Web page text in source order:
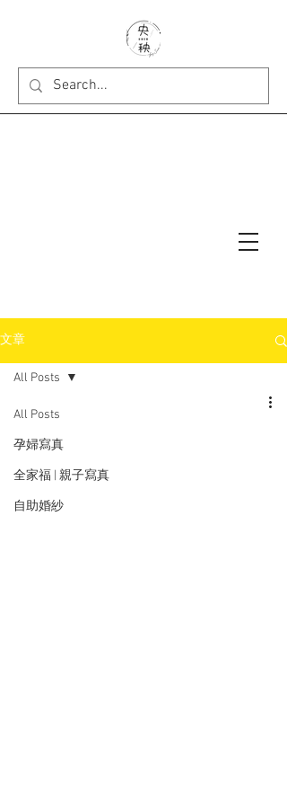
文章
All Posts
孕婦寫真
全家福 | 親子寫真
自助婚紗
All Posts